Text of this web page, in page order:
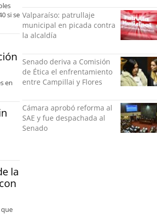
si se
en
la
violencia física ni verbal"
Valparaíso: patrullaje
municipal en picada contra
la alcaldía
Senado deriva a Comisión
de Ética el enfrentamiento
entre Campillai y Flores
Cámara aprobó reforma al
SAE y fue despachada al
Senado